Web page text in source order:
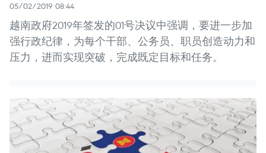
05/02/2019 08:44
越南政府2019年签发的01号决议中强调，要进一步加
强行政纪律，为每个干部、公务员、职员创造动力和
压力，进而实现突破，完成既定目标和任务。